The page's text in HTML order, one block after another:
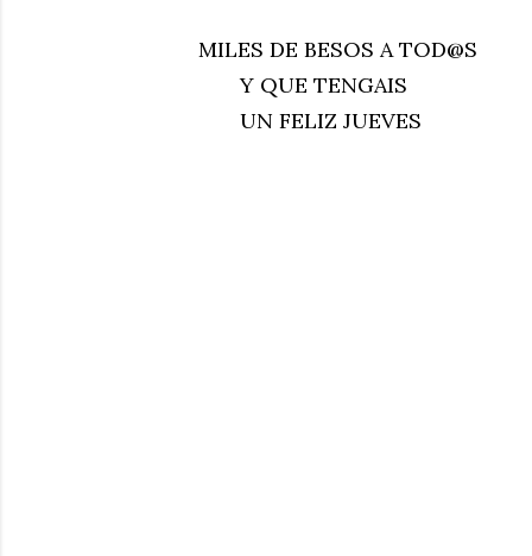
MILES DE BESOS A TOD@S
Y QUE TENGAIS
UN FELIZ JUEVES